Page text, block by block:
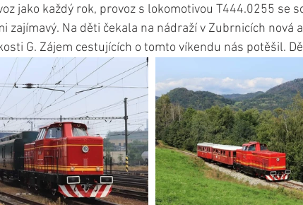
jako každý rok, provoz s lokomotivou T444.0255 se
zajímavý. Na děti čekala na nádraží v Zubrnicích nová
G. Zájem cestujících o tomto víkendu nás potěšil.